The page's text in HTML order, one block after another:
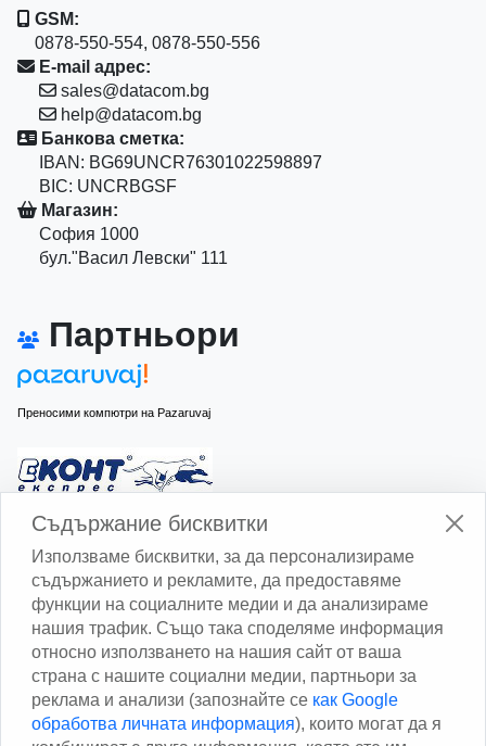
GSM:
0878-550-554, 0878-550-556
E-mail адрес:
sales@datacom.bg
help@datacom.bg
Банкова сметка:
IBAN: BG69UNCR76301022598897
BIC: UNCRBGSF
Магазин:
София 1000
бул."Васил Левски" 111
Партньори
Преносими компютри на Pazaruvaj
Изчисли доставката с Еконт
Изчисли доставката със Спиди
Facebook
Съдържание бисквитки
Използваме бисквитки, за да персонализираме
съдържанието и рекламите, да предоставяме
функции на социалните медии и да анализираме
нашия трафик. Също така споделяме информация
относно използването на нашия сайт от ваша
страна с нашите социални медии, партньори за
реклама и анализи (запознайте се как Google
обработва личната информация), които могат да я